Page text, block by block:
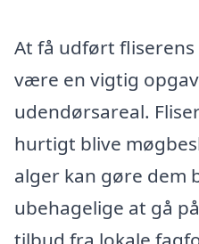
At få udført
være en vigtig
udendørsareal.
hurtigt blive
alger kan gøre dem
ubehagelige at gå